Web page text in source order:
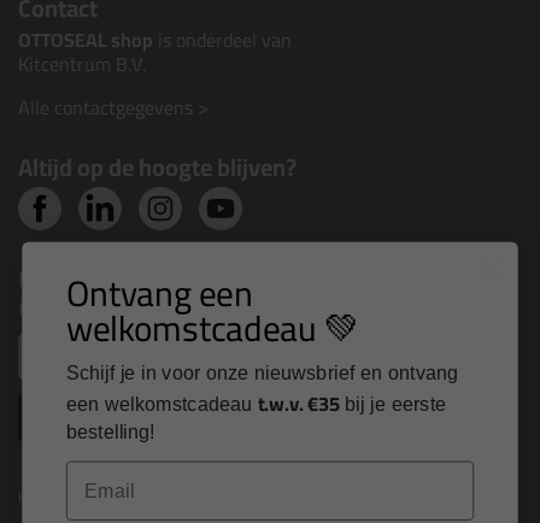
OTTOSEAL shop is onderdeel van
Kitcentrum B.V.
Alle contactgegevens >
Altijd op de hoogte blijven?
Nieuws, tips en exclusieve deals rechtstreeks in je
inbox
Inschrijven
Kitcentrum is trots op:
Ontvang een
welkomstcadeau 💚
Schijf je in voor onze nieuwsbrief en ontvang
een welkomstcadeau t.w.v. €35 bij je eerste
bestelling!
Email